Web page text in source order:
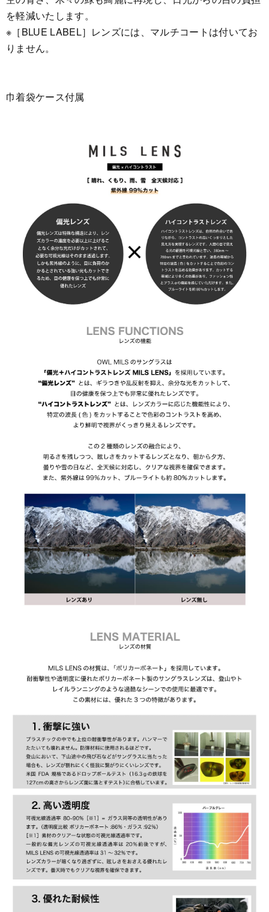
を軽減いたします。
※［BLUE LABEL］レンズには、マルチコートは付いてお
りません。
巾着袋ケース付属